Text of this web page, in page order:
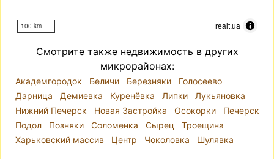
100 km realt.ua
Смотрите также недвижимость в других
микрорайонах:
Академгородок Беличи Березняки
Голосеево
Дарница
Демиевка Куренёвка Липки
Лукьяновка
Нижний Печерск
Новая Застройка Осокорки
Печерск
Подол
Позняки Соломенка Сырец
Троещина
Харьковский массив
Центр Чоколовка Шулявка